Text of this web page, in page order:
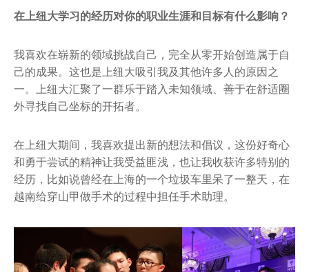
在上纽大学习的经历对你的职业生涯和目标有什么影响？
我喜欢在崭新的领域挑战自己，完全从零开始创造属于自
己的成果。这也是上纽大吸引我及其他许多人的原因之
一。上纽大汇聚了一群乐于踏入未知领域、善于在舒适圈
外寻找自己坐标的开拓者。
在上纽大期间，我喜欢提出新的想法和倡议，这份好奇心
和勇于尝试的精神让我受益匪浅，也让我收获许多特别的
经历，比如说曾经在上海的一个垃圾车里呆了一整天，在
越南给穿山甲做手术的过程中担任手术助理。